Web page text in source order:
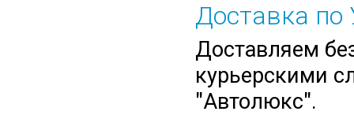
Доставка по
Доставляем
курьерскими
"Автолюкс".